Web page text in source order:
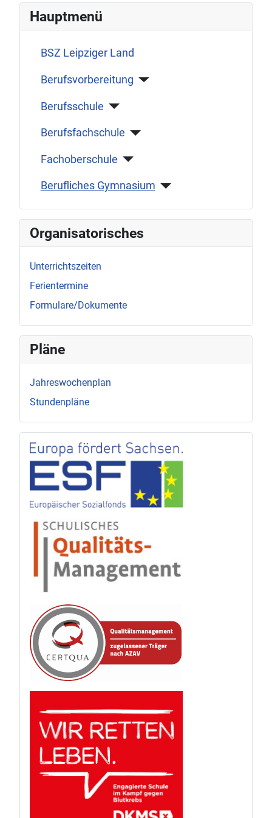
Hauptmenü
BSZ Leipziger Land
Berufsvorbereitung
Berufsschule
Berufsfachschule
Fachoberschule
Berufliches Gymnasium
Organisatorisches
Unterrichtszeiten
Ferientermine
Formulare/Dokumente
Pläne
Jahreswochenplan
Stundenpläne